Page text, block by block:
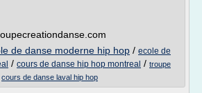
de danse moderne hip hop / ecole de
/ cours de danse hip hop montreal / troupe
cours de danse laval hip hop